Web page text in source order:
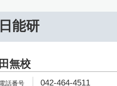
日能研
田無校
042-464-4511